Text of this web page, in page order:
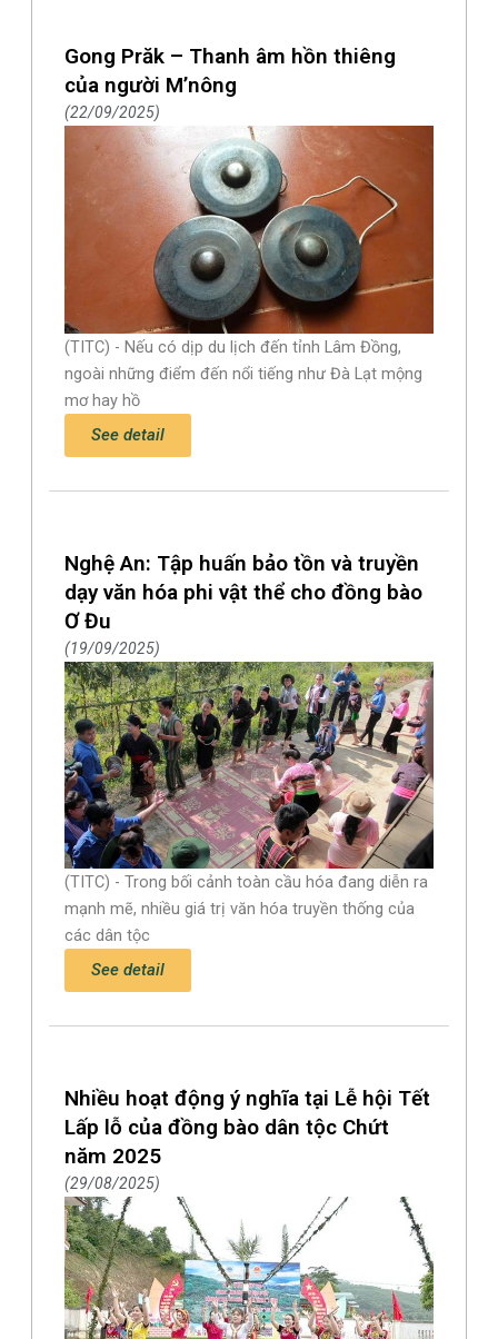
Gong Prăk – Thanh âm hồn thiêng
của người M’nông
22/09/2025
(TITC) - Nếu có dịp du lịch đến tỉnh Lâm Đồng,
ngoài những điểm đến nổi tiếng như Đà Lạt mộng
mơ hay hồ
See detail
Nghệ An: Tập huấn bảo tồn và truyền
dạy văn hóa phi vật thể cho đồng bào
Ơ Đu
19/09/2025
(TITC) - Trong bối cảnh toàn cầu hóa đang diễn ra
mạnh mẽ, nhiều giá trị văn hóa truyền thống của
các dân tộc
See detail
Nhiều hoạt động ý nghĩa tại Lễ hội Tết
Lấp lỗ của đồng bào dân tộc Chứt
năm 2025
29/08/2025